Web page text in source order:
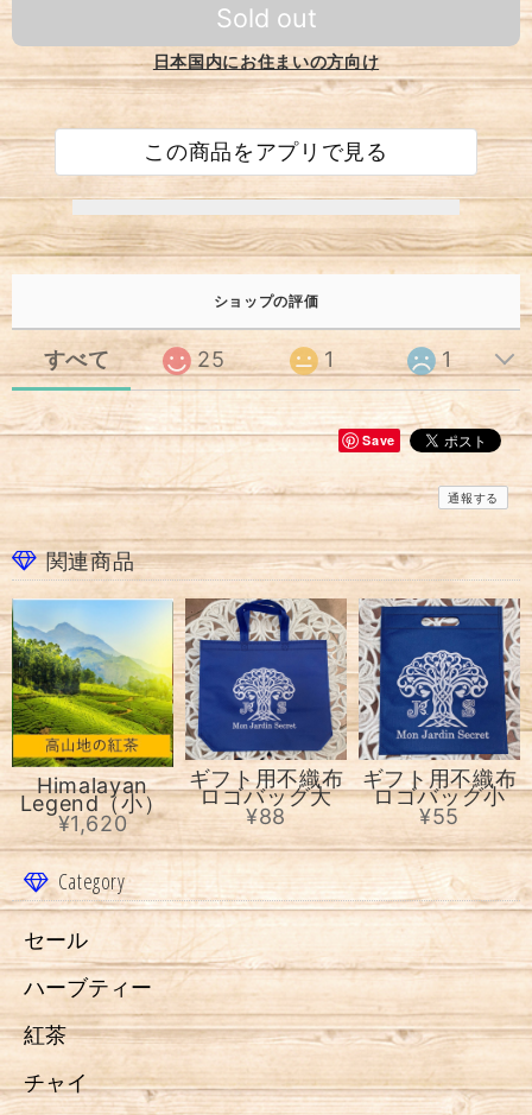
Sold out
日本国内にお住まいの方向け
この商品をアプリで見る
ショップの評価
すべて 25 1 1
Save
通報する
関連商品
Himalayan
Legend（小）
¥1,620
ギフト用不織布
ロゴバッグ大
¥88
ギフト用不織布
ロゴバッグ小
¥55
Category
セール
ハーブティー
紅茶
チャイ